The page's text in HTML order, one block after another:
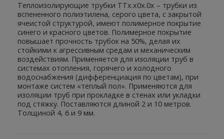
Теплоизолирующие трубки ТТх.х0х.0х – трубки из
вспененного полиэтилена, серого цвета, с закрытой
ячеистой структурой, имеют полимерное покрытие
синего и красного цветов. Полимерное покрытие
повышает прочность трубок на 50%, делая их
стойкими к агрессивным средам и механическим
воздействиям. Применяется для изоляции труб в
системах отопления, горячего и холодного
водоснабжения (дифференциация по цветам), при
монтаже систем «теплый пол». Применяются для
изоляции труб при прокладке в стенах или укладки
под стяжку. Поставляются длиной 2 и 10 метров.
Толщиной 4, 6 и 9 мм.